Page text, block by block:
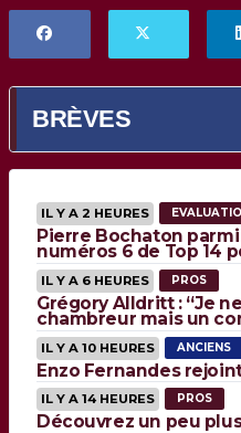
BRÈVES
IL Y A 2 HEURES
Pierre Bochaton
numéros 6 de Top 14
IL Y A 6 HEURES PROS
Grégory Alldritt : “Je
chambreur mais un
IL Y A 10 HEURES ANCIENS
Enzo Fernandes
IL Y A 14 HEURES PROS
Découvrez un peu